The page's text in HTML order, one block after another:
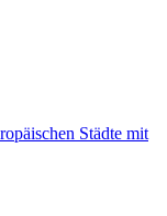
Städte mit